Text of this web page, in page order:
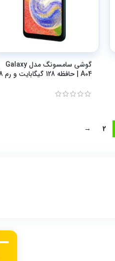
گوشی سامسونگ مدل Galaxy
A04 | حافظه 128 گیگابایت و رم 8
2
→